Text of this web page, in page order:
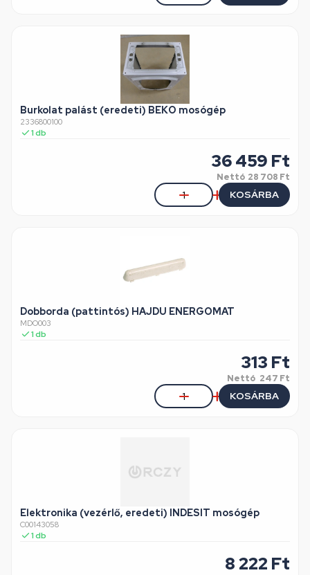
Burkolat palást (eredeti) BEKO mosógép
2336800100
1db
36 459 Ft
Nettó 28 708 Ft
KOSÁRBA
Dobborda (pattintós) HAJDU ENERGOMAT
MDO003
1db
313 Ft
Nettó 247 Ft
KOSÁRBA
Elektronika (vezérlő, eredeti) INDESIT mosógép
C00143058
1db
8 222 Ft